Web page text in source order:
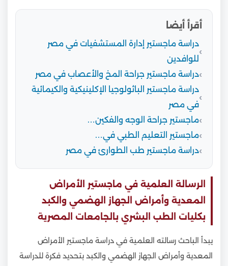
أقرأ أيضا
دراسة ماجستير إدارة المستشفيات في مصر
للوافدين
دراسة ماجستير جراحة المخ والأعصاب في مصر
دراسة ماجستير الباثولوجيا الإكلينيكية والكيمائية
في مصر
ماجستير جراحة الوجه والفكين…
ماجستير التعليم الطبي في…
دراسة ماجستير طب الطوارئ في مصر
الرسالة العلمية في ماجستير الأمراض
المعدية وأمراض الجهاز الهضمي والكبد
بكليات الطب البشري بالجامعات المصرية
يبدأ الباحث رسالته العلمية في دراسة ماجستير الأمراض
المعدية وأمراض الجهاز الهضمي والكبد بتحديد فكرة للدراسة